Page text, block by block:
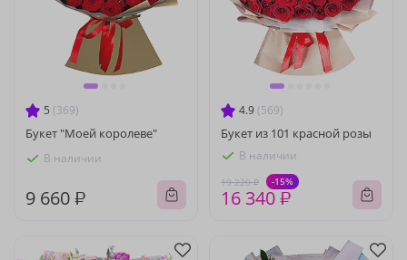
5 (369)
Букет "Моей королеве"
В наличии
9 660 ₽
4.9 (569)
Букет из 101 красной розы
В наличии
19 220 ₽ -15%
16 340 ₽